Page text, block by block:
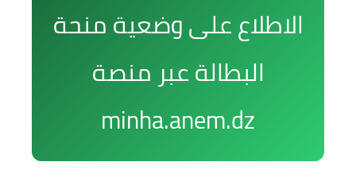
الاطلاع على وضعية منحة
البطالة عبر منصة
minha.anem.dz